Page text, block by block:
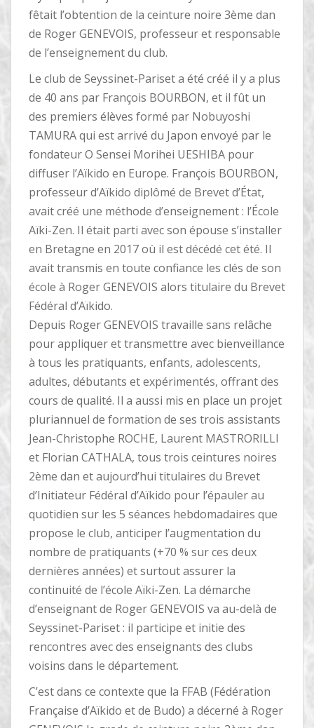
fêtait l’obtention de la ceinture noire 3ème dan
de Roger GENEVOIS, professeur et responsable
de l’enseignement du club.
Le club de Seyssinet-Pariset a été créé il y a plus
de 40 ans par François BOURBON, et il fût un
des premiers élèves formé par Nobuyoshi
TAMURA qui est arrivé du Japon envoyé par le
fondateur O Sensei Morihei UESHIBA pour
diffuser l’Aïkido en Europe. François BOURBON,
professeur d’Aïkido diplômé de Brevet d’État,
avait créé une méthode d’enseignement : l’École
Aïki-Zen. Il était parti avec son épouse s’installer
en Bretagne en 2017 où il est décédé cet été. Il
avait transmis en toute confiance les clés de son
école à Roger GENEVOIS alors titulaire du Brevet
Fédéral d’Aïkido.
Depuis Roger GENEVOIS travaille sans relâche
pour appliquer et transmettre avec bienveillance
à tous les pratiquants, enfants, adolescents,
adultes, débutants et expérimentés, offrant des
cours de qualité. Il a aussi mis en place un projet
pluriannuel de formation de ses trois assistants
Jean-Christophe ROCHE, Laurent MASTRORILLI
et Florian CATHALA, tous trois ceintures noires
2ème dan et aujourd’hui titulaires du Brevet
d’Initiateur Fédéral d’Aïkido pour l’épauler au
quotidien sur les 5 séances hebdomadaires que
propose le club, anticiper l’augmentation du
nombre de pratiquants (+70 % sur ces deux
dernières années) et surtout assurer la
continuité de l’école Aïki-Zen. La démarche
d’enseignant de Roger GENEVOIS va au-delà de
Seyssinet-Pariset : il participe et initie des
rencontres avec des enseignants des clubs
voisins dans le département.
C’est dans ce contexte que la FFAB (Fédération
Française d’Aïkido et de Budo) a décerné à Roger